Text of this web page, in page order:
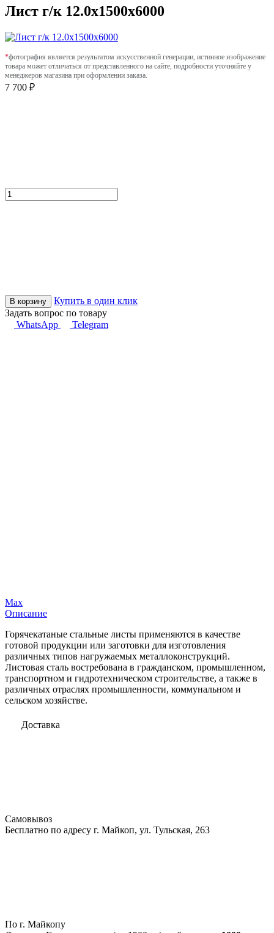
Лист г/к 12.0х1500х6000
*фотография является результатом искусственной генерации, истинное изображение
товара может отличаться от представленного на сайте, подробности уточняйте у
менеджеров магазина при оформлении заказа.
7 700 ₽
В корзину
Купить в один клик
Задать вопрос по товару
WhatsApp
Telegram
Max
Описание
Горячекатаные стальные листы применяются в качестве
готовой продукции или заготовки для изготовления
различных типов нагружаемых металлоконструкций.
Листовая сталь востребована в гражданском, промышленном,
транспортном и гидротехническом строительстве, а также в
различных отраслях промышленности, коммунальном и
сельском хозяйстве.
Доставка
Самовывоз
Бесплатно по адресу г. Майкоп, ул. Тульская, 263
По г. Майкопу